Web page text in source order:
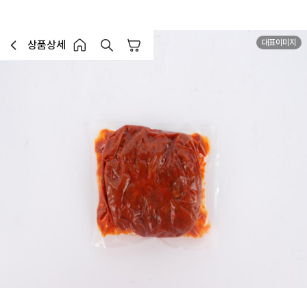
이전페이지로 이동
상품상세
홈 버튼홈 장바구니
대표이미지